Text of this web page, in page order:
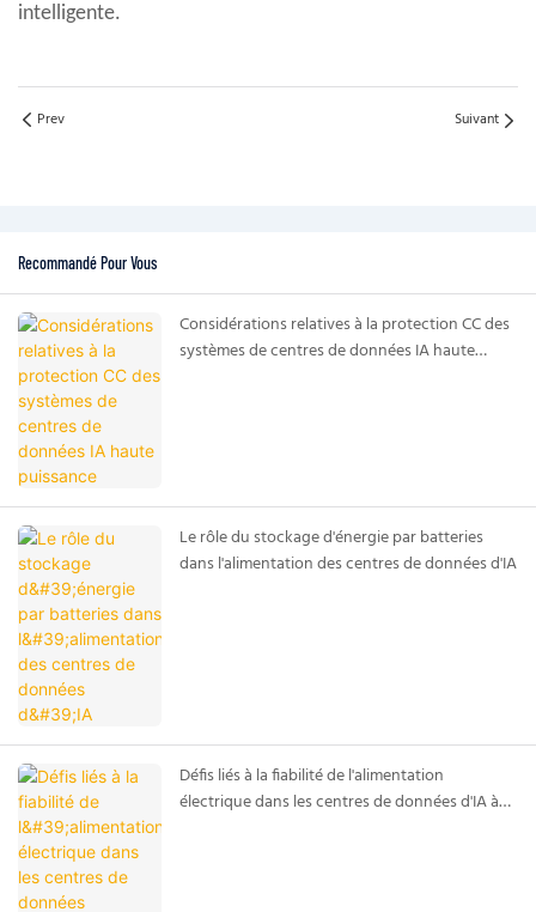
intelligente.
Prev Suivant
Recommandé Pour Vous
Considérations relatives à la protection CC des
systèmes de centres de données IA haute
Le rôle du stockage d'énergie par batteries
dans l'alimentation des centres de données d'IA
Défis liés à la fiabilité de l'alimentation
électrique dans les centres de données d'IA à